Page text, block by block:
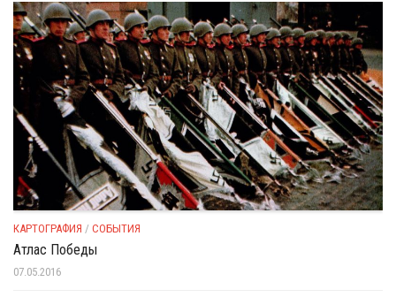
КАРТОГРАФИЯ / СОБЫТИЯ
Атлас Победы
07.05.2016